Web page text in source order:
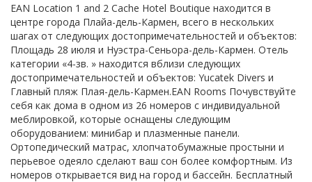
EAN Location 1 and 2 Cache Hotel Boutique находится в
центре города Плайа-дель-Кармен, всего в нескольких
шагах от следующих достопримечательностей и объектов:
Площадь 28 июля и Нуэстра-Сеньора-дель-Кармен. Отель
категории «4-зв. » находится вблизи следующих
достопримечательностей и объектов: Yucatek Divers и
Главный пляж Плая-дель-Кармен.EAN Rooms Почувствуйте
себя как дома в одном из 26 номеров с индивидуальной
меблировкой, которые оснащены следующим
оборудованием: минибар и плазменные панели.
Ортопедический матрас, хлопчатобумажные простыни и
перьевое одеяло сделают ваш сон более комфортным. Из
номеров открывается вид на город и бассейн. Бесплатный